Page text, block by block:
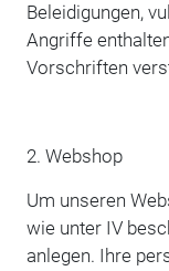
Beleidigungen,
Angriffe
Vorschriften
2. Webshop
Um unseren
wie unter IV
anlegen. Ihre